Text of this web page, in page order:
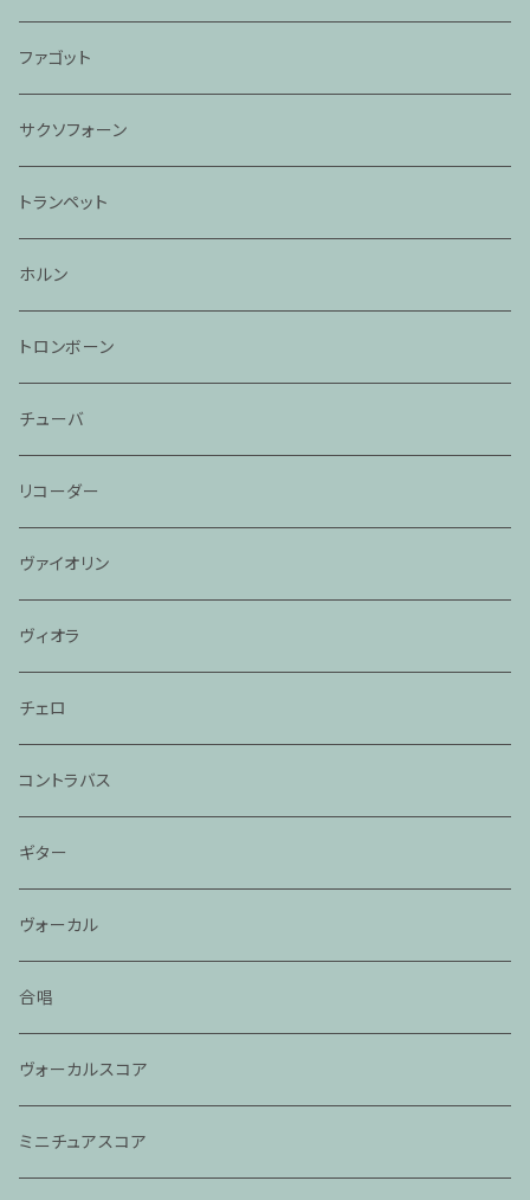
ファゴット
サクソフォーン
トランペット
ホルン
トロンボーン
チューバ
リコーダー
ヴァイオリン
ヴィオラ
チェロ
コントラバス
ギター
ヴォーカル
合唱
ヴォーカルスコア
ミニチュアスコア